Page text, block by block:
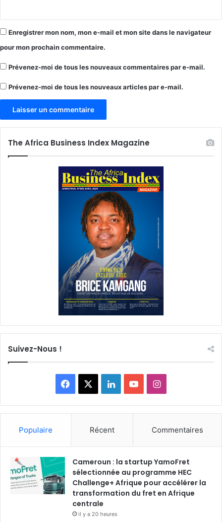
Enregistrer mon nom, mon e-mail et mon site dans le navigateur
pour mon prochain commentaire.
Prévenez-moi de tous les nouveaux commentaires par e-mail.
Prévenez-moi de tous les nouveaux articles par e-mail.
The Africa Business Index Magazine
Suivez-Nous !
Facebook LinkedinYouTubeInstagram
Populaire Récent Commentaires
Cameroun : la startup YamoFret
sélectionnée au programme HEC
Challenge+ Afrique pour accélérer la
transformation du fret en Afrique
centrale
il y a 20 heures